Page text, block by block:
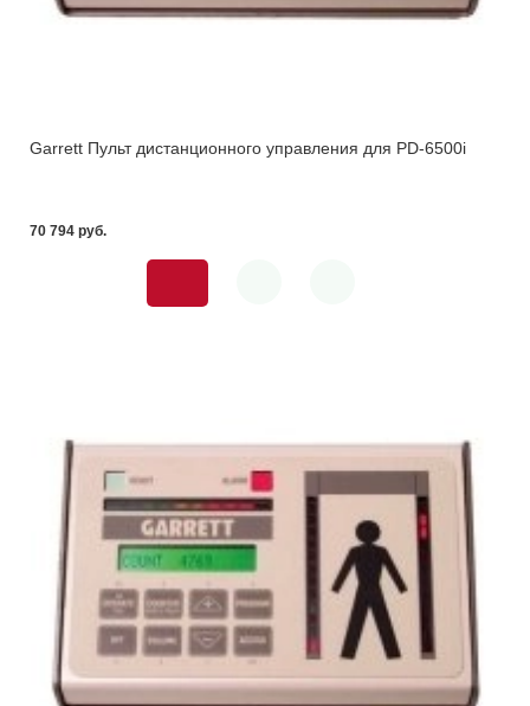
Garrett Пульт дистанционного управления для PD-6500i
70 794 pуб.